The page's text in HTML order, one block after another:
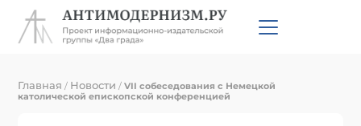
Главная / Новости /VII собеседования с Немецкой
католической епископской конференцией